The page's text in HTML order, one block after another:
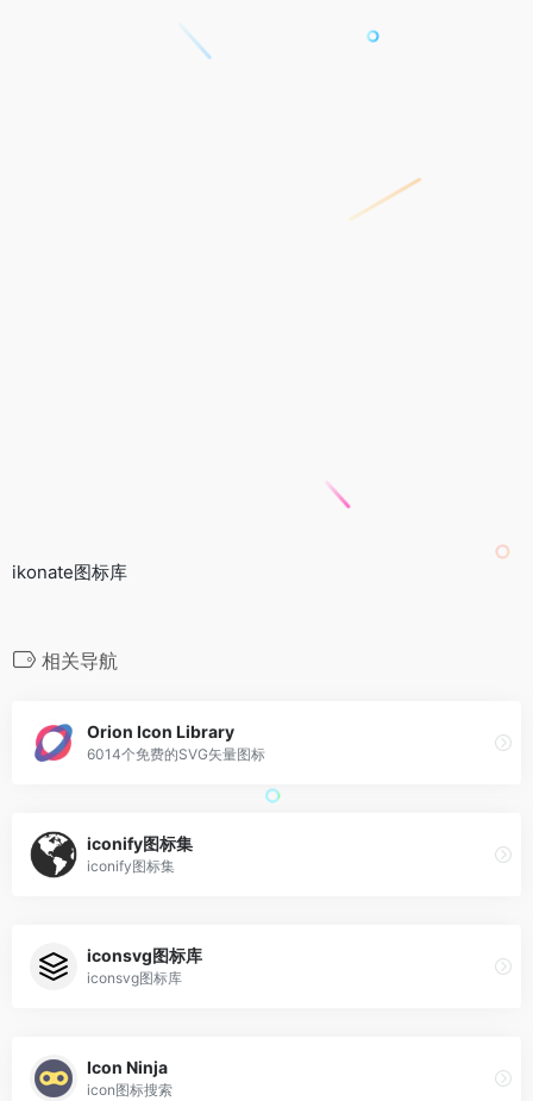
ikonate图标库
相关导航
Orion Icon Library
6014个免费的SVG矢量图标
iconify图标集
iconify图标集
iconsvg图标库
iconsvg图标库
Icon Ninja
icon图标搜索